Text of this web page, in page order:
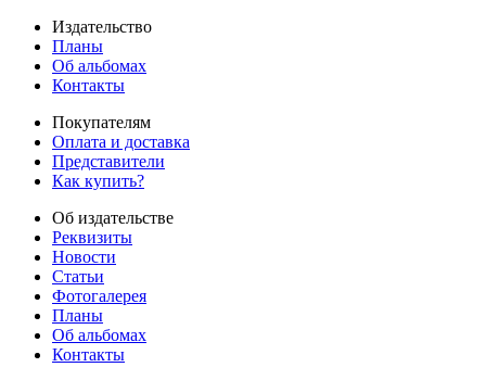
Издательство
Планы
Об альбомах
Контакты
Покупателям
Оплата и доставка
Представители
Как купить?
Об издательстве
Реквизиты
Новости
Статьи
Фотогалерея
Планы
Об альбомах
Контакты